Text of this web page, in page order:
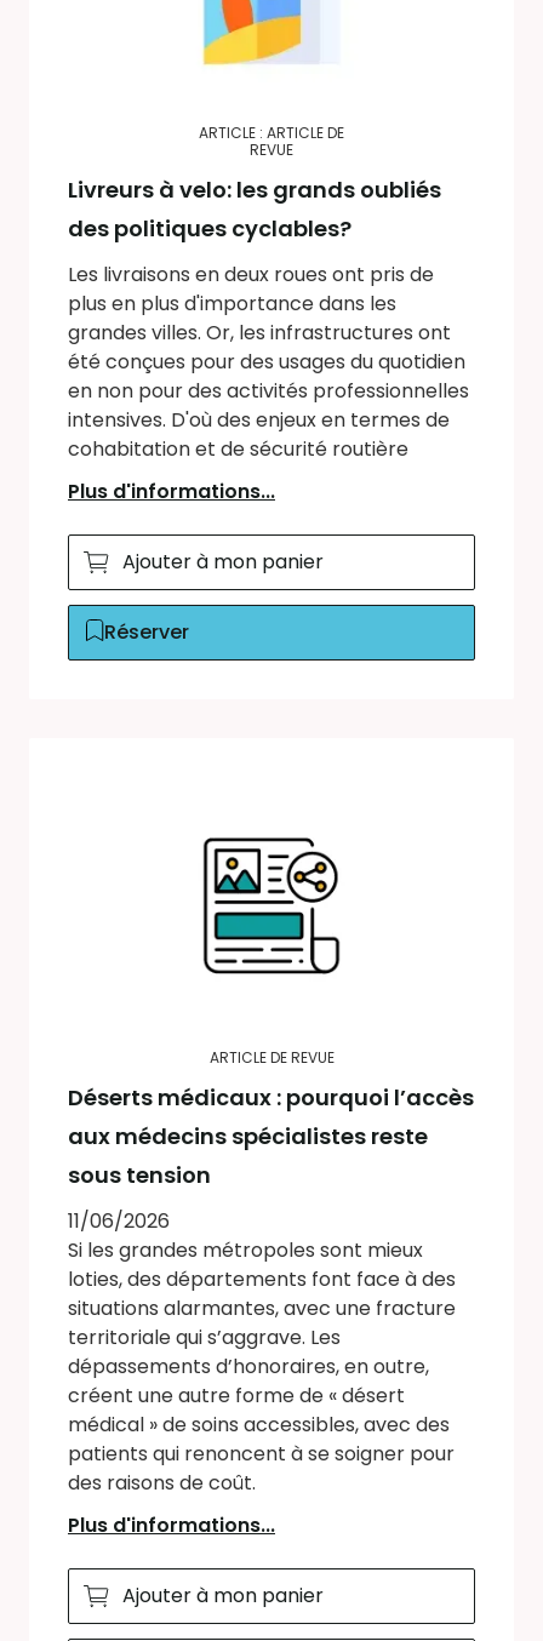
ARTICLE : ARTICLE DE
REVUE
Livreurs à velo: les grands oubliés
des politiques cyclables?
Les livraisons en deux roues ont pris de
plus en plus d'importance dans les
grandes villes. Or, les infrastructures ont
été conçues pour des usages du quotidien
en non pour des activités professionnelles
intensives. D'où des enjeux en termes de
cohabitation et de sécurité routière
Plus d'informations...
Ajouter à mon panier
Réserver
ARTICLE DE REVUE
Déserts médicaux : pourquoi l’accès
aux médecins spécialistes reste
sous tension
11/06/2026
Si les grandes métropoles sont mieux
loties, des départements font face à des
situations alarmantes, avec une fracture
territoriale qui s’aggrave. Les
dépassements d’honoraires, en outre,
créent une autre forme de « désert
médical » de soins accessibles, avec des
patients qui renoncent à se soigner pour
des raisons de coût.
Plus d'informations...
Ajouter à mon panier